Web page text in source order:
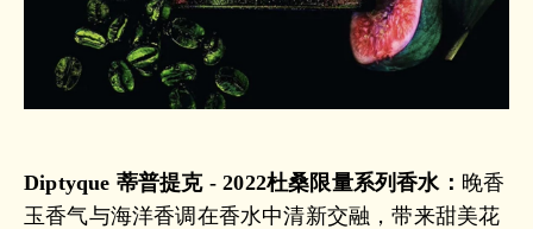
Diptyque 蒂普提克 - 2022杜桑限量系列香水： 晚香
玉香气与海洋香调在香水中清新交融，带来甜美花